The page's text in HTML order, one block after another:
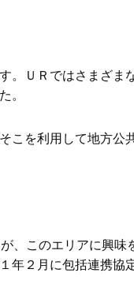
。ＵＲではさまざ
。
を利用して地方公
、このエリアに興
２月に包括連携協